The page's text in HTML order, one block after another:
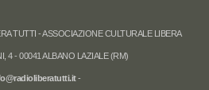
TUTTI - ASSOCIAZIONE CULTURALE LIBERA
4 - 00041 ALBANO LAZIALE (RM)
-